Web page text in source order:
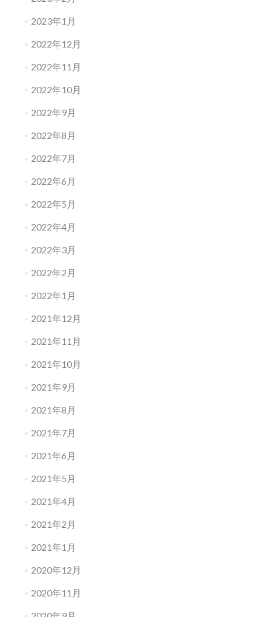
2023年1月
2022年12月
2022年11月
2022年10月
2022年9月
2022年8月
2022年7月
2022年6月
2022年5月
2022年4月
2022年3月
2022年2月
2022年1月
2021年12月
2021年11月
2021年10月
2021年9月
2021年8月
2021年7月
2021年6月
2021年5月
2021年4月
2021年2月
2021年1月
2020年12月
2020年11月